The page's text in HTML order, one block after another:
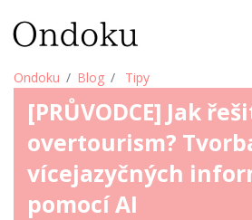
Ondoku Blog Tipy
[PRŮVODCE] Jak
overtourism?
vícejazyčných
pomocí AI